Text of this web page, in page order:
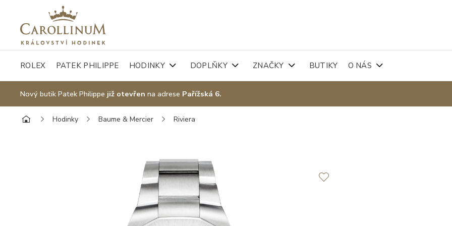
ROLEX PATEK PHILIPPE HODINKY DOPLŇKY ZNAČKY BUTIKY O NÁS
Nový butik Patek Philippe již otevřen na adrese Pařížská 6.
Hodinky Baume & Mercier Riviera